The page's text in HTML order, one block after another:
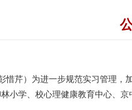
惜芹） 为进一步规范实习管理，
小学、 校心理健康教育中心、京